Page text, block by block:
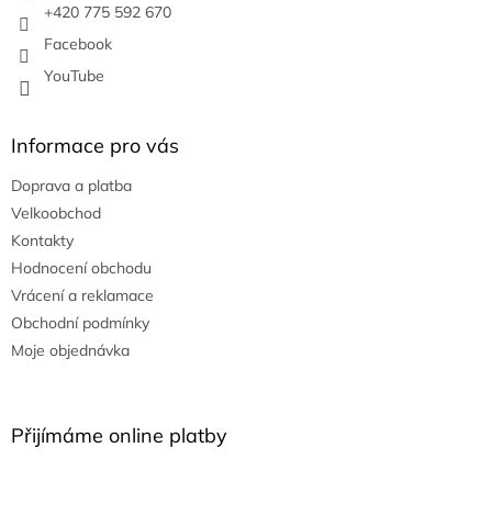
+420 775 592 670
Facebook
YouTube
Informace pro vás
Doprava a platba
Velkoobchod
Kontakty
Hodnocení obchodu
Vrácení a reklamace
Obchodní podmínky
Moje objednávka
Přijímáme online platby